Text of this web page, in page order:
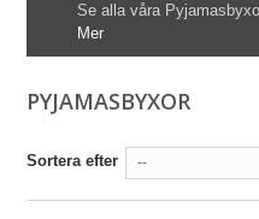
Se alla våra
Mer
PYJAMASBYXOR
Sortera efter --